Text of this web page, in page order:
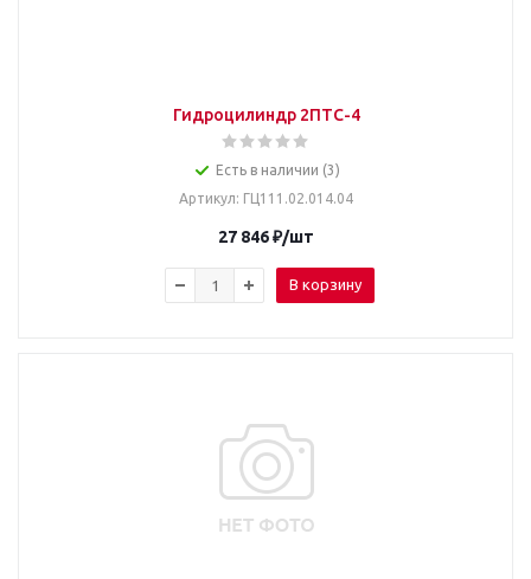
Гидроцилиндр 2ПТС-4
Есть в наличии (3)
Артикул: ГЦ111.02.014.04
27 846₽/шт
В корзину